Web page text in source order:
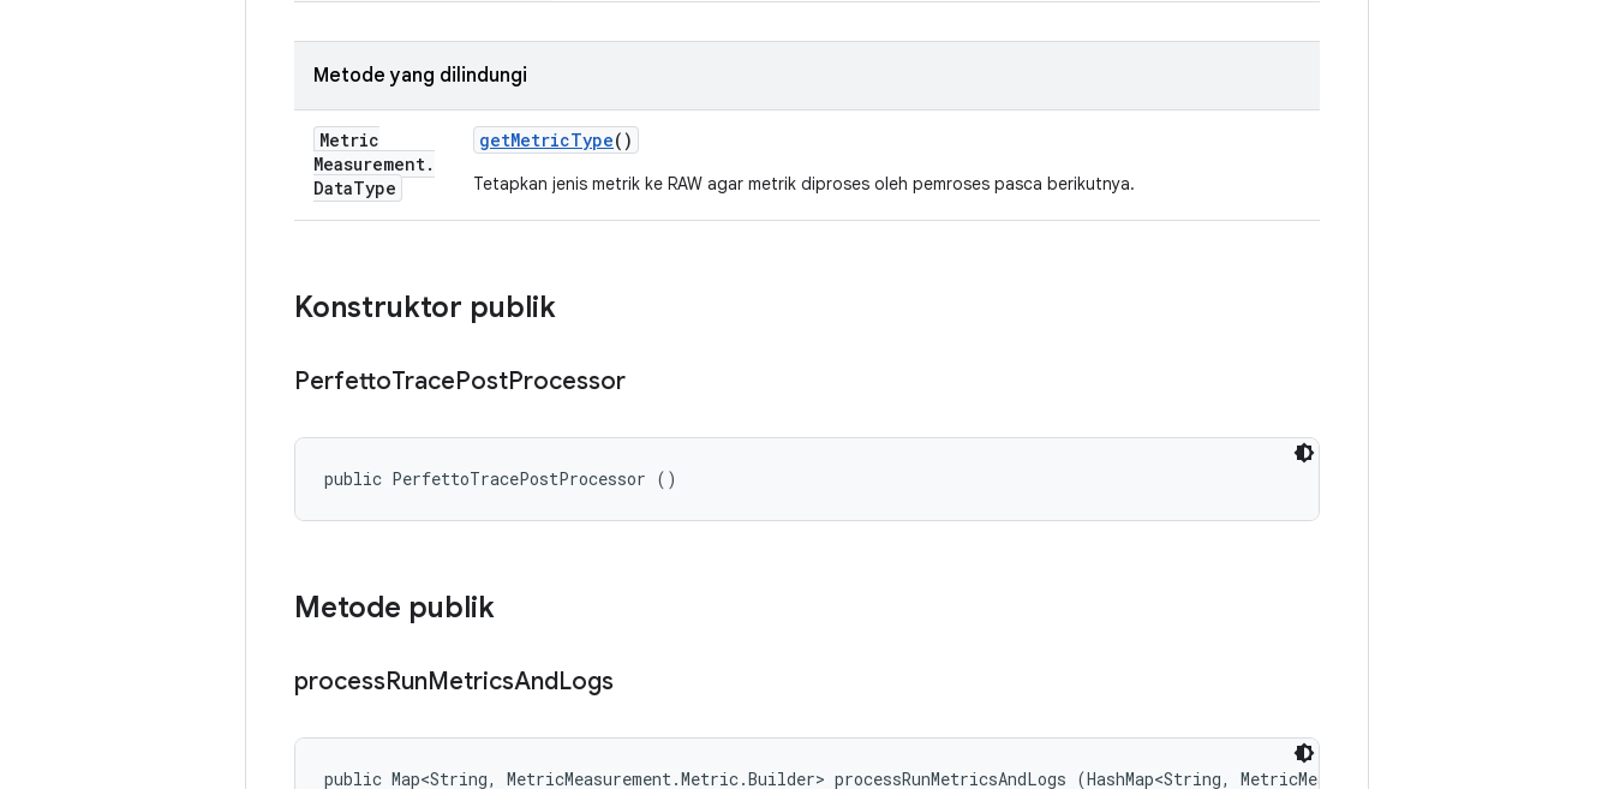
Metode yang dilindungi
Metric
Measurement.
DataType
getMetricType()
Tetapkan jenis metrik ke RAW agar metrik diproses oleh pemroses pasca berikutnya.
Konstruktor publik
PerfettoTracePostProcessor
public PerfettoTracePostProcessor ()
Metode publik
processRunMetricsAndLogs
public Map<String, MetricMeasurement.Metric.Builder> processRunMetricsAndLogs (HashMap<String, MetricMeasurement.Metric> rawMetrics,